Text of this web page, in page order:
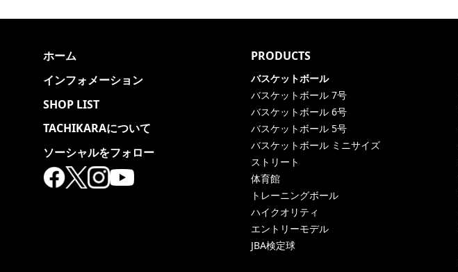
ホーム
インフォメーション
SHOP LIST
TACHIKARAについて
ソーシャルをフォロー
PRODUCTS
バスケットボール
バスケットボール 7号
バスケットボール 6号
バスケットボール 5号
バスケットボール ミニサイズ
ストリート
体育館
トレーニングボール
ハイクオリティ
エントリーモデル
JBA検定球